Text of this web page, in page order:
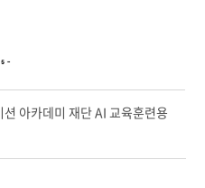
아카데미 재단 AI 교육훈련용